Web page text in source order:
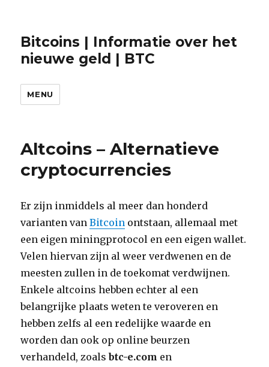
Bitcoins | Informatie over het
nieuwe geld | BTC
MENU
Altcoins – Alternatieve
cryptocurrencies
Er zijn inmiddels al meer dan honderd
varianten vanBitcoin ontstaan, allemaal met
een eigen miningprotocol en een eigen wallet.
Velen hiervan zijn al weer verdwenen en de
meesten zullen in de toekomat verdwijnen.
Enkele altcoins hebben echter al een
belangrijke plaats weten te veroveren en
hebben zelfs al een redelijke waarde en
worden dan ook op online beurzen
verhandeld, zoalsbtc-e.com en